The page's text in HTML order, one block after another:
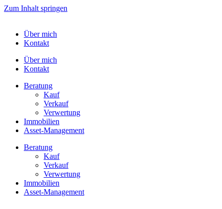
Zum Inhalt springen
Über mich
Kontakt
Über mich
Kontakt
Bera­tung
Kauf
Verkauf
Verwer­tung
Immo­bi­lien
Asset-​​Management
Bera­tung
Kauf
Verkauf
Verwer­tung
Immo­bi­lien
Asset-​​Management